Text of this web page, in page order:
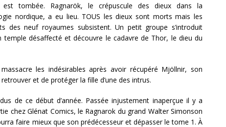
est tombée. Ragnarök, le crépuscule des dieux dans la
nordique, a eu lieu. TOUS les dieux sont morts mais les
des neuf royaumes subsistent. Un petit groupe s’introduit
temple désaffecté et découvre le cadavre de Thor, le dieu du
les indésirables après avoir récupéré Mjöllnir, son
et de protéger la fille d’une des intrus.
de ce début d’année. Passée injustement inaperçue il y a
chez Glénat Comics, le Ragnarok du grand Walter Simonson
faire mieux que son prédécesseur et dépasser le tome 1. À